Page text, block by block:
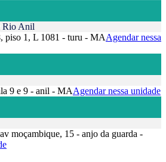
Rio Anil
piso 1, L 1081 - turu - MAAgendar nessa
9 e 9 - anil - MAAgendar nessa unidade
moçambique, 15 - anjo da guarda -